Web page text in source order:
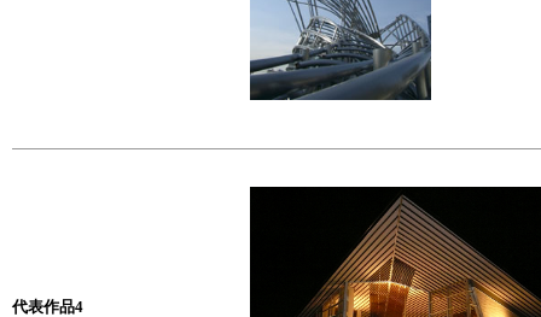
代表作品4